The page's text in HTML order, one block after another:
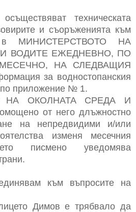
техническата
и съоръженията към
в МИНИСТЕРСТВОТО НА
ВОДИТЕ ЕЖЕДНЕВНО, ПО
НА СЛЕДВАЩИЯ
за водностопанския
по приложение № 1.
НА ОКОЛНАТА СРЕДА И
от него длъжностно
на непредвидими и/или
изменя месечния
писмено уведомява
към въпросите на
Димов е трябвало да